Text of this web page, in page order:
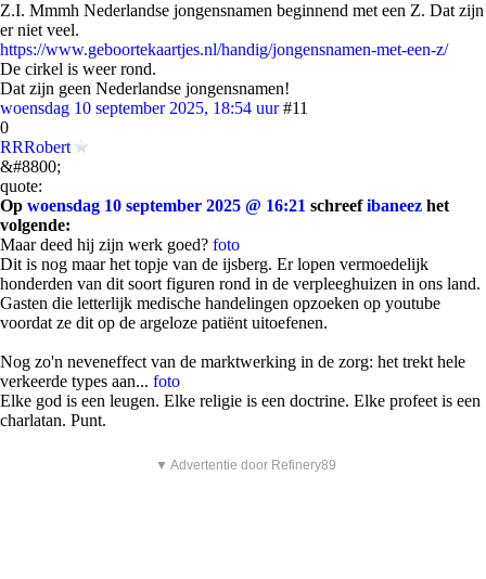
Z.I. Mmmh Nederlandse jongensnamen beginnend met een Z. Dat zijn
er niet veel.
https://www.geboortekaartjes.nl/handig/jongensnamen-met-een-z/
De cirkel is weer rond.
Dat zijn geen Nederlandse jongensnamen!
woensdag 10 september 2025, 18:54 uur #11
0
RRRobert
&#8800;
quote:
Op woensdag 10 september 2025 @ 16:21 schreefibaneez het
volgende:
Maar deed hij zijn werk goed? foto
Dit is nog maar het topje van de ijsberg. Er lopen vermoedelijk
honderden van dit soort figuren rond in de verpleeghuizen in ons land.
Gasten die letterlijk medische handelingen opzoeken op youtube
voordat ze dit op de argeloze patiënt uitoefenen.
Nog zo'n neveneffect van de marktwerking in de zorg: het trekt hele
verkeerde types aan... foto
Elke god is een leugen. Elke religie is een doctrine. Elke profeet is een
charlatan. Punt.
▼ Advertentie door Refinery89